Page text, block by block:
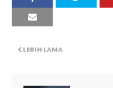
LEBIH LAMA